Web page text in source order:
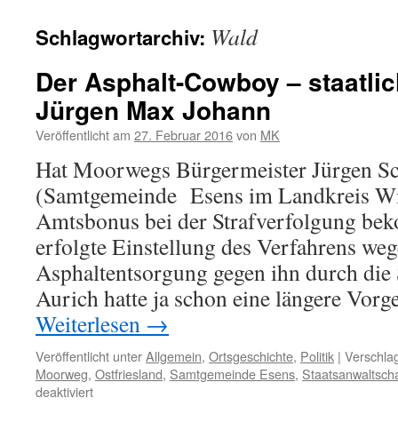
Schlagwortarchiv: Wald
Der Asphalt-Cowboy –
Jürgen Max Johann
Veröffentlicht am 27. Februar 2016von MK
Hat Moorwegs Bürgermeister Jürgen
(Samtgemeinde Esens im Landkreis
Amtsbonus bei der Strafverfolgung
erfolgte Einstellung des Verfahrens
Asphaltentsorgung gegen ihn durch die
Aurich hatte ja schon eine längere
Weiterlesen →
Veröffentlicht unterAllgemein, Ortsgeschichte, Politik |
Moorweg, Ostfriesland, Samtgemeinde Esens,
deaktiviertfür